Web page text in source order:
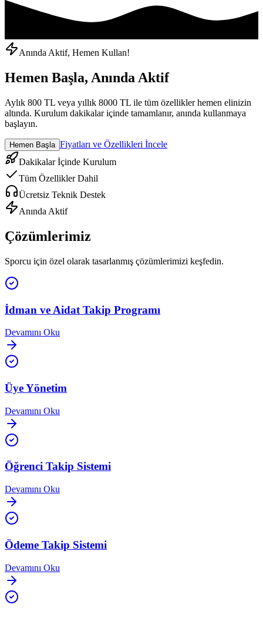
Anında Aktif, Hemen Kullan!
Hemen Başla, Anında Aktif
Aylık 800 TL veya yıllık 8000 TL ile tüm özellikler hemen elinizin
altında. Kurulum dakikalar içinde tamamlanır, anında kullanmaya
başlayın.
Hemen Başla Fiyatları ve Özellikleri İncele
Dakikalar İçinde Kurulum
Tüm Özellikler Dahil
Ücretsiz Teknik Destek
Anında Aktif
Çözümlerimiz
Sporcu için özel olarak tasarlanmış çözümlerimizi keşfedin.
İdman ve Aidat Takip Programı
Devamını Oku
Üye Yönetim
Devamını Oku
Öğrenci Takip Sistemi
Devamını Oku
Ödeme Takip Sistemi
Devamını Oku